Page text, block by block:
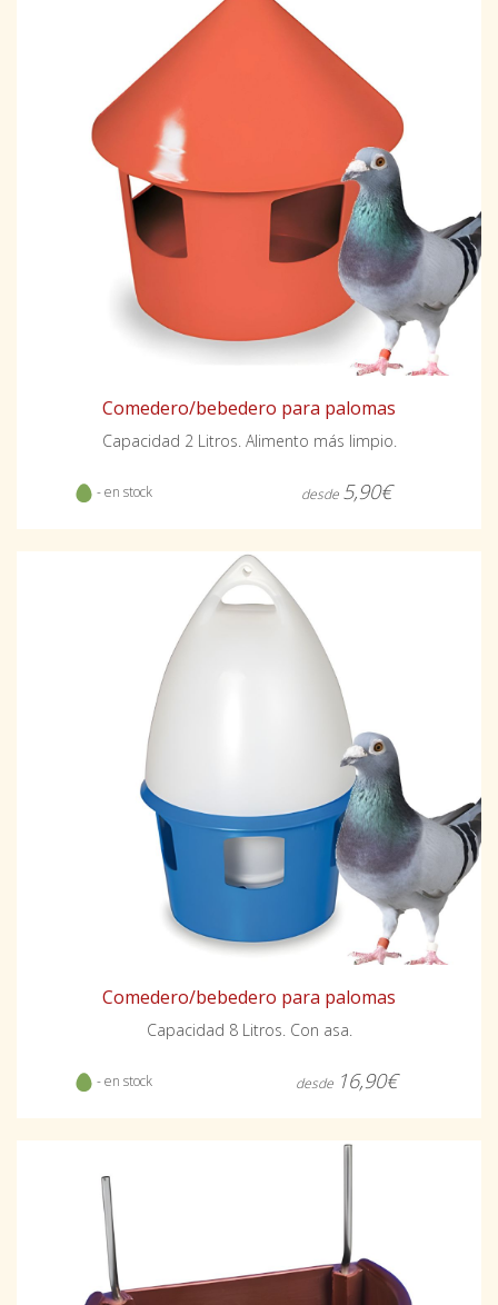
Comedero/bebedero para palomas
Capacidad 2 Litros. Alimento más limpio.
- en stock desde 5,90€
Comedero/bebedero para palomas
Capacidad 8 Litros. Con asa.
- en stock desde 16,90€